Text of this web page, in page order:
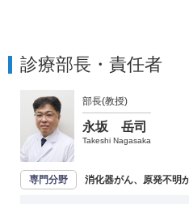
診療部長・責任者
部長(教授)
永坂 岳司
Takeshi Nagasaka
専門分野 消化器がん、原発不明